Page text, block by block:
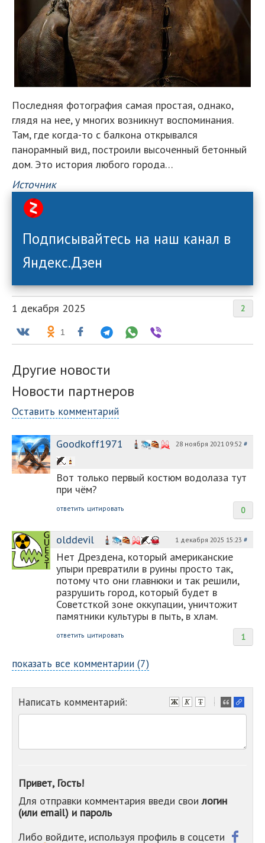
Последняя фотография самая простая, однако,
глядя на нее, у многих возникнут воспоминания.
Там, где когда-то с балкона открывался
панорамный вид, построили высоченный бетонный
дом. Это история любого города…
Источник
Подписывайтесь на наш канал в
Яндекс.Дзен
2
1 декабря 2025
1
Другие новости
Новости партнеров
Оставить комментарий
Goodkoff1971 28 ноября 2021 09:52 #
Вот только первый костюм водолаза тут
при чём?
0
ответить цитировать
olddevil 1 декабря 2025 15:23 #
Нет Дрездена, который американские
упыри превратили в руины просто так,
потому что они главнюки и так решили,
разрушить город, который будет в
Советсткой зоне оккупации, уничтожит
памятники культуры в пыть, в хлам.
1
ответить цитировать
показать все комментарии (7)
Написать комментарий:
-
-
-
-
Привет, Гость!
Для отправки комментария введи своилогин
(или email) и пароль
Либо войдите, используя профиль в соцсети